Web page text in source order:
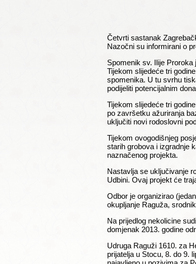
Četvrti sastanak
Nazočni su informirani o
Spomenik sv. Ilije Proroka
Tijekom slijedeće tri
spomenika. U tu svrhu
podijeliti potencijalnim
Tijekom slijedeće tri
po završetku ažuriranja
uključiti novi rodoslovni
Tijekom ovogodišnjeg
starih grobova i izgradnje
naznačenog projekta.
Nastavlja se uključivanje
Udbini. Ovaj projekt će
Odbor je organizirao
okupljanje Raguža,
Na prijedlog nekolicine
domjenak 2013. godine
Udruga Raguži 1610. za
prijatelja u Stocu, 8. do 9.